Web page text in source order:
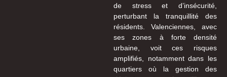
de stress et d’insécurité,
perturbant la tranquillité des
résidents. Valenciennes, avec
ses zones à forte densité
urbaine, voit ces risques
amplifiés, notamment dans les
quartiers où la gestion des